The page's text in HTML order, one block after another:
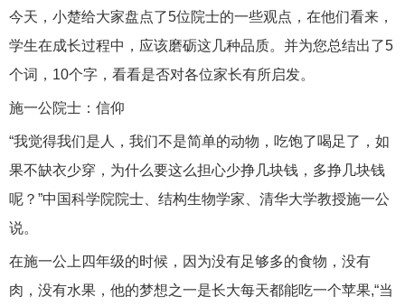
今天，小楚给大家盘点了5位院士的一些观点，在他们看来，
学生在成长过程中，应该磨砺这几种品质。并为您总结出了5
个词，10个字，看看是否对各位家长有所启发。
施一公院士：信仰
“我觉得我们是人，我们不是简单的动物，吃饱了喝足了，如
果不缺衣少穿，为什么要这么担心少挣几块钱，多挣几块钱
呢？”中国科学院院士、结构生物学家、清华大学教授施一公
说。
在施一公上四年级的时候，因为没有足够多的食物，没有
肉，没有水果，他的梦想之一是长大每天都能吃一个苹果,“当